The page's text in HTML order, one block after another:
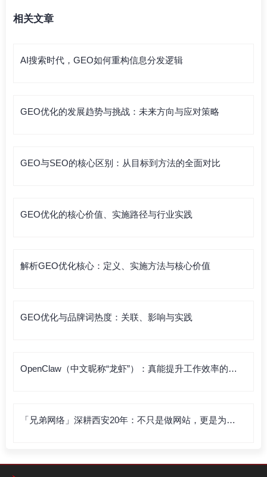
相关文章
AI搜索时代，GEO如何重构信息分发逻辑
GEO优化的发展趋势与挑战：未来方向与应对策略
GEO与SEO的核心区别：从目标到方法的全面对比
GEO优化的核心价值、实施路径与行业实践
解析GEO优化核心：定义、实施方法与核心价值
GEO优化与品牌词热度：关联、影响与实践
OpenClaw（中文昵称“龙虾”）：真能提升工作效率的利
「兄弟网络」深耕西安20年：不只是做网站，更是为企